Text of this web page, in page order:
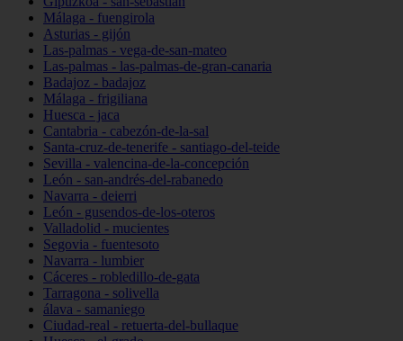
Málaga - fuengirola
Asturias - gijón
Las-palmas - vega-de-san-mateo
Las-palmas - las-palmas-de-gran-canaria
Badajoz - badajoz
Málaga - frigiliana
Huesca - jaca
Cantabria - cabezón-de-la-sal
Santa-cruz-de-tenerife - santiago-del-teide
Sevilla - valencina-de-la-concepción
León - san-andrés-del-rabanedo
Navarra - deierri
León - gusendos-de-los-oteros
Valladolid - mucientes
Segovia - fuentesoto
Navarra - lumbier
Cáceres - robledillo-de-gata
Tarragona - solivella
álava - samaniego
Ciudad-real - retuerta-del-bullaque